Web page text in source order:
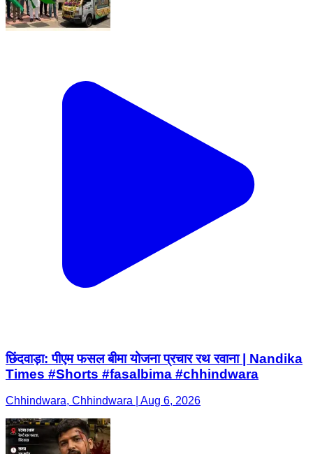
छिंदवाड़ा: पीएम फसल बीमा योजना प्रचार रथ रवाना | Nandika
Times #Shorts #fasalbima #chhindwara
Chhindwara, Chhindwara | Aug 6, 2026